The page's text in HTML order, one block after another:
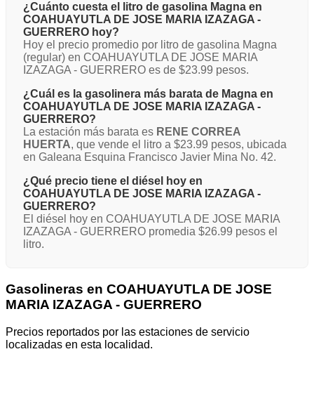
¿Cuánto cuesta el litro de gasolina Magna en
COAHUAYUTLA DE JOSE MARIA IZAZAGA -
GUERRERO hoy?
Hoy el precio promedio por litro de gasolina Magna
(regular) en COAHUAYUTLA DE JOSE MARIA
IZAZAGA - GUERRERO es de $23.99 pesos.
¿Cuál es la gasolinera más barata de Magna en
COAHUAYUTLA DE JOSE MARIA IZAZAGA -
GUERRERO?
La estación más barata es RENE CORREA
HUERTA, que vende el litro a $23.99 pesos, ubicada
en Galeana Esquina Francisco Javier Mina No. 42.
¿Qué precio tiene el diésel hoy en
COAHUAYUTLA DE JOSE MARIA IZAZAGA -
GUERRERO?
El diésel hoy en COAHUAYUTLA DE JOSE MARIA
IZAZAGA - GUERRERO promedia $26.99 pesos el
litro.
Gasolineras en COAHUAYUTLA DE JOSE
MARIA IZAZAGA - GUERRERO
Precios reportados por las estaciones de servicio
localizadas en esta localidad.